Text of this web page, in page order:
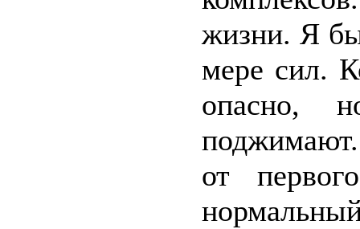
жизни. Я
мере сил.
опасно,
от